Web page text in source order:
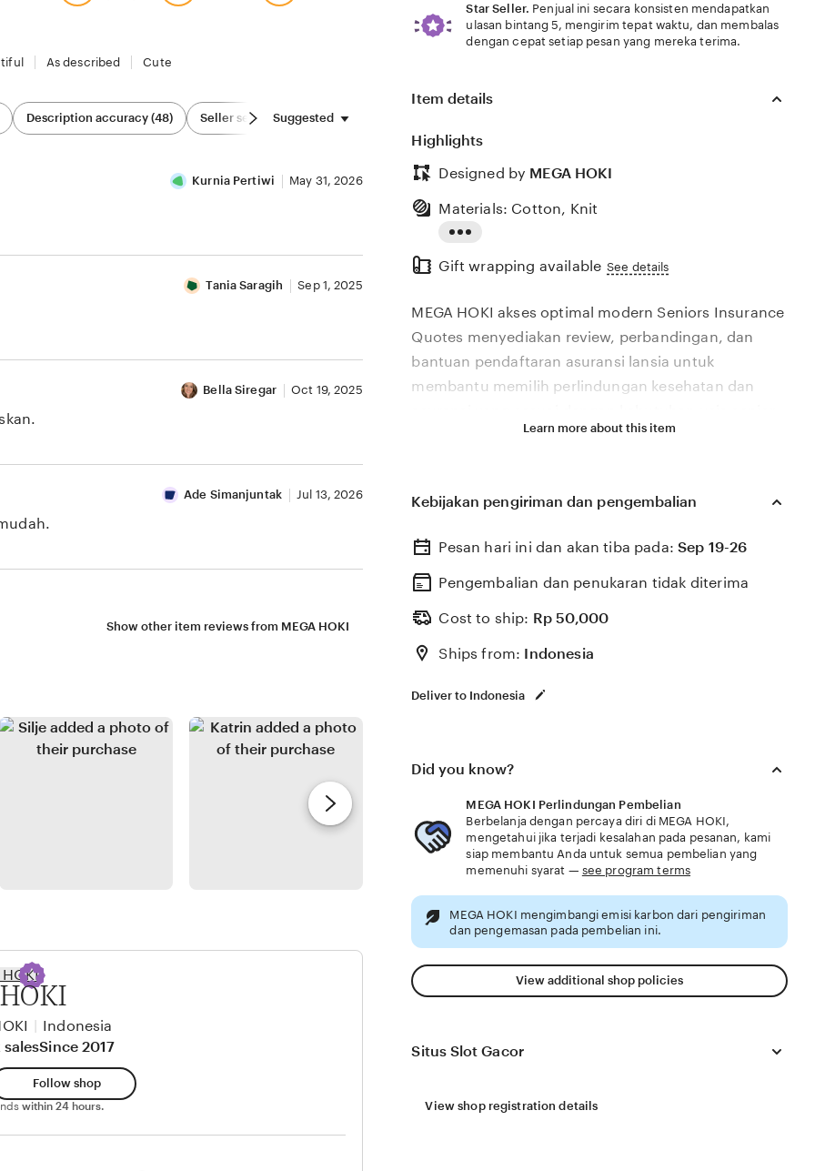
Star Seller. Penjual ini secara konsisten mendapatkan
ulasan bintang 5, mengirim tepat waktu, dan membalas
dengan cepat setiap pesan yang mereka terima.
Item details
Highlights
Designed by MEGA HOKI
the
description
Materials: Cotton, Knit
Gift wrapping available See details
MEGA HOKI akses optimal modern Seniors Insurance
Quotes menyediakan review, perbandingan, dan
bantuan pendaftaran asuransi lansia untuk
membantu memilih perlindungan kesehatan dan
handal premium.
Insurance Quotes menyediakan review,
lansia untuk membantu memilih perlindungan
kesehatan dan asuransi yang sesuai dengan
kebutuhan usia senior handal premium.
Learn more about this item
Kebijakan pengiriman dan pengembalian
Pesan hari ini dan akan tiba pada:Sep 19-26
Pengembalian dan penukaran tidak diterima
Cost to ship: Rp 50,000
Ships from: Indonesia
Deliver to Indonesia
Did you know?
MEGA HOKI Perlindungan Pembelian
Berbelanja dengan percaya diri di MEGA HOKI,
mengetahui jika terjadi kesalahan pada pesanan, kami
siap membantu Anda untuk semua pembelian yang
memenuhi syarat — see program terms
MEGA HOKI mengimbangi emisi karbon dari pengiriman
dan pengemasan pada pembelian ini.
View additional shop policies
Situs Slot Gacor
View shop registration details
As described Cute
Description accuracy (48) Seller service (19) Sizing & Fit (10)
Suggested
Kurnia Pertiwi May 31, 2026
Tania Saragih Sep 1, 2025
Bella Siregar Oct 19, 2025
Ade Simanjuntak Jul 13, 2026
Show other item reviews from MEGA HOKI
Indonesia
salesSince 2017
Follow shop
within 24 hours.